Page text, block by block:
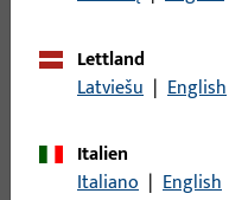
Verlängerung
Wechsel
Wetterschenkel
Lettland
Latviešu | English
Italien
Italiano | English